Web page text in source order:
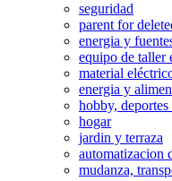
seguridad
parent for
energia y
equipo de taller
material
energia y
hobby,
hogar
jardin y terraza
automatizacion
mudanza,